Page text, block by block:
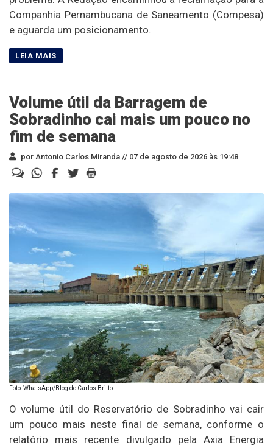
Companhia Pernambucana de Saneamento (Compesa)
e aguarda um posicionamento.
Volume útil da Barragem de
Sobradinho cai mais um pouco no
fim de semana
por Antonio Carlos Miranda // 07 de agosto de 2026 às 19:48
Foto: WhatsApp/Blog do Carlos Britto
O volume útil do Reservatório de Sobradinho vai cair
um pouco mais neste final de semana, conforme o
relatório mais recente divulgado pela Axia Energia